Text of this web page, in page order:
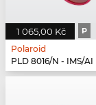
1 065,00 Kč P
Polaroid
PLD 8016/N - IMS/AI